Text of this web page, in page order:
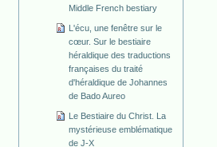
Middle French bestiary
L'écu, une fenêtre sur le
cœur. Sur le bestiaire
héraldique des traductions
françaises du traité
d'héraldique de Johannes
de Bado Aureo
Le Bestiaire du Christ. La
mystérieuse emblématique
de J-X